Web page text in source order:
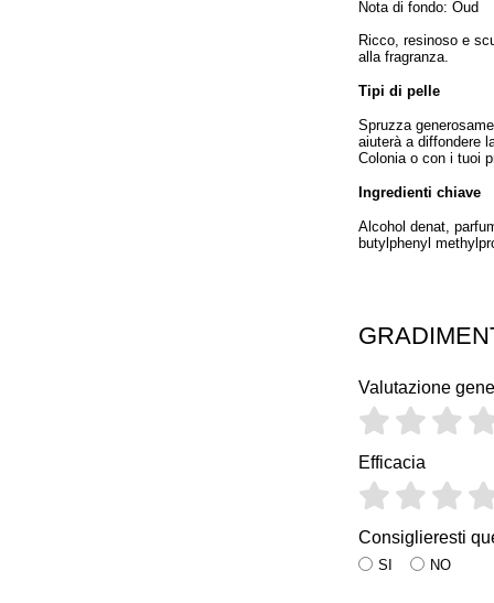
Nota di fondo: Oud
Ricco, resinoso e
alla fragranza.
Tipi di pelle
Spruzza
aiuterà a diffondere
Colonia o con i tuoi
Ingredienti chiave
Alcohol denat,
butylphenyl
Valutazione
Efficacia
Consiglieresti
SI NO